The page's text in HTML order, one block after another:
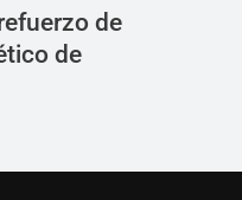
de
de